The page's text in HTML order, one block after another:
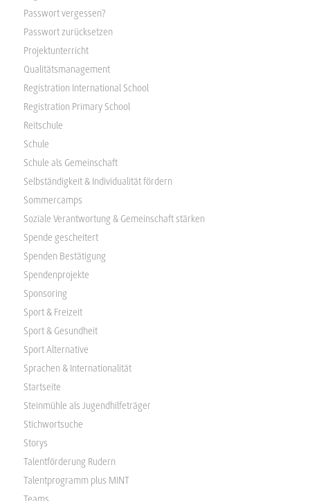
Passwort vergessen?
Passwort zurücksetzen
Projektunterricht
Qualitätsmanagement
Registration International School
Registration Primary School
Reitschule
Schule
Schule als Gemeinschaft
Selbständigkeit & Individualität fördern
Sommercamps
Soziale Verantwortung & Gemeinschaft stärken
Spende gescheitert
Spenden Bestätigung
Spendenprojekte
Sponsoring
Sport & Freizeit
Sport & Gesundheit
Sport Alternative
Sprachen & Internationalität
Startseite
Steinmühle als Jugendhilfeträger
Stichwortsuche
Storys
Talentförderung Rudern
Talentprogramm plus MINT
Teams